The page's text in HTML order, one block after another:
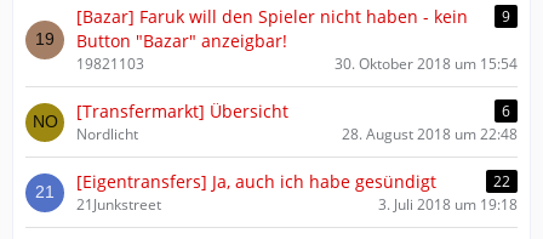
[Bazar] Faruk will den Spieler nicht haben - kein
Button "Bazar" anzeigbar!
9
19821103 30. Oktober 2018 um 15:54
[Transfermarkt] Übersicht
6
Nordlicht
28. August 2018 um 22:48
[Eigentransfers] Ja, auch ich habe gesündigt
22
21Junkstreet
3. Juli 2018 um 19:18